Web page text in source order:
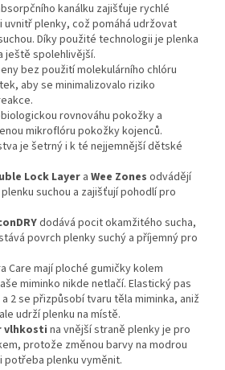
kanálku zajišťuje rychlé
uvnitř plenky, což pomáhá udržovat
Díky použité technologii je plenka
ještě spolehlivější.
bez použitímolekulárního chlóru
aby se minimalizovalo riziko
rovnováhu pokožky a
mikroflóru pokožky kojenců.
je šetrný i k té nejjemnější dětské
Lock Layer a Wee Zones odvádějí
suchou a zajišťují pohodlí pro
dodává pocit okamžitého sucha,
povrch plenky suchý a příjemný pro
Care mají ploché gumičky kolem
miminko nikde netlačí. Elastický pas
2 se přizpůsobí tvaru těla miminka, aniž
udrží plenku na místě.
vlhkosti na vnější straně plenky je pro
protože změnou barvy na modrou
potřeba plenku vyměnit.